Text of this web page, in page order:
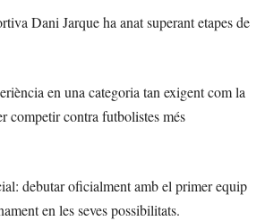
Dani Jarque ha anat superant etapes de
en una categoria tan exigent com la
competir contra futbolistes més
debutar oficialment amb el primer equip
en les seves possibilitats.